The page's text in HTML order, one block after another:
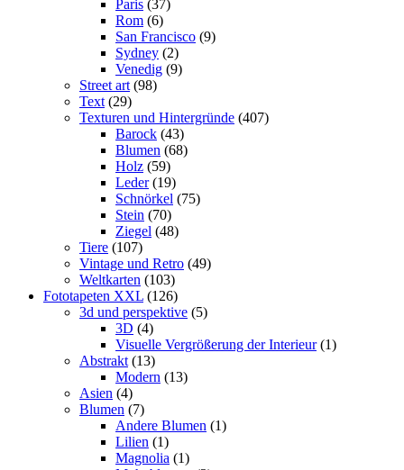
Paris (37)
Rom (6)
San Francisco (9)
Sydney (2)
Venedig (9)
Street art (98)
Text (29)
Texturen und Hintergründe (407)
Barock (43)
Blumen (68)
Holz (59)
Leder (19)
Schnörkel (75)
Stein (70)
Ziegel (48)
Tiere (107)
Vintage und Retro (49)
Weltkarten (103)
Fototapeten XXL (126)
3d und perspektive (5)
3D (4)
Visuelle Vergrößerung der Interieur (1)
Abstrakt (13)
Modern (13)
Asien (4)
Blumen (7)
Andere Blumen (1)
Lilien (1)
Magnolia (1)